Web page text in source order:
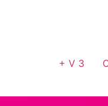
+ V 3